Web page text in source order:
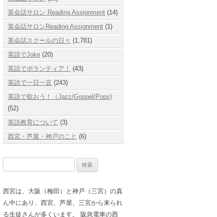
英会話サロン Reading Assignment (14)
英会話サロンReading Assignment (1)
英会話スクールの日々 (1,781)
英語でJoke (20)
英語でボランティア！
(43)
英語で一日一言 (243)
英語で歌おう！（Jazz/Gospel/Pops)
(52)
英語教育について (3)
西宮・芦屋・神戸のこと (6)
西宮は、大阪（梅田）と神戸（三宮）の真
ん中にあり、西宮、芦屋、三宮から来られ
る生徒さんが多くいます。 阪急電車の西